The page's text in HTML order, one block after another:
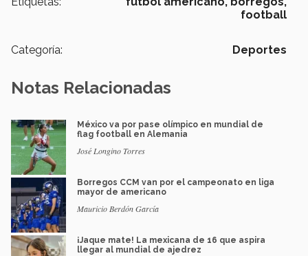
football
Categoría: Deportes
Notas Relacionadas
México va por pase olímpico en mundial de
flag football en Alemania
José Longino Torres
Borregos CCM van por el campeonato en liga
mayor de americano
Mauricio Berdón García
¡Jaque mate! La mexicana de 16 que aspira
llegar al mundial de ajedrez